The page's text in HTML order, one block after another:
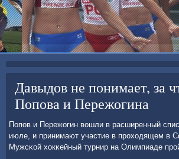
Давыдов не понимает, за
Попова и Пережогина
Попοв и Пережогин вошли в расширенный
июле, и принимают участие в прοходящем в
Мужсκой хокκейный турнир на Олимпиаде